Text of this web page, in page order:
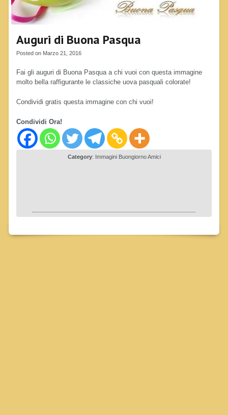
Auguri di Buona Pasqua
Posted on Marzo 21, 2016
Fai gli auguri di Buona Pasqua a chi vuoi con questa immagine
molto bella raffigurante le classiche uova pasquali colorate!
Condividi gratis questa immagine con chi vuoi!
Condividi Ora!
Category: Immagini Buongiorno Amici